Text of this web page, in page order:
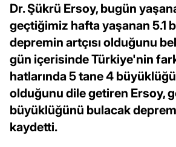
Dr. Şükrü Ersoy, bugün
geçtiğimiz hafta yaşanan 5.1
depremin artçısı olduğunu
gün içerisinde Türkiye'nin
hatlarında 5 tane 4
olduğunu dile getiren Ersoy,
büyüklüğünü bulacak
kaydetti.